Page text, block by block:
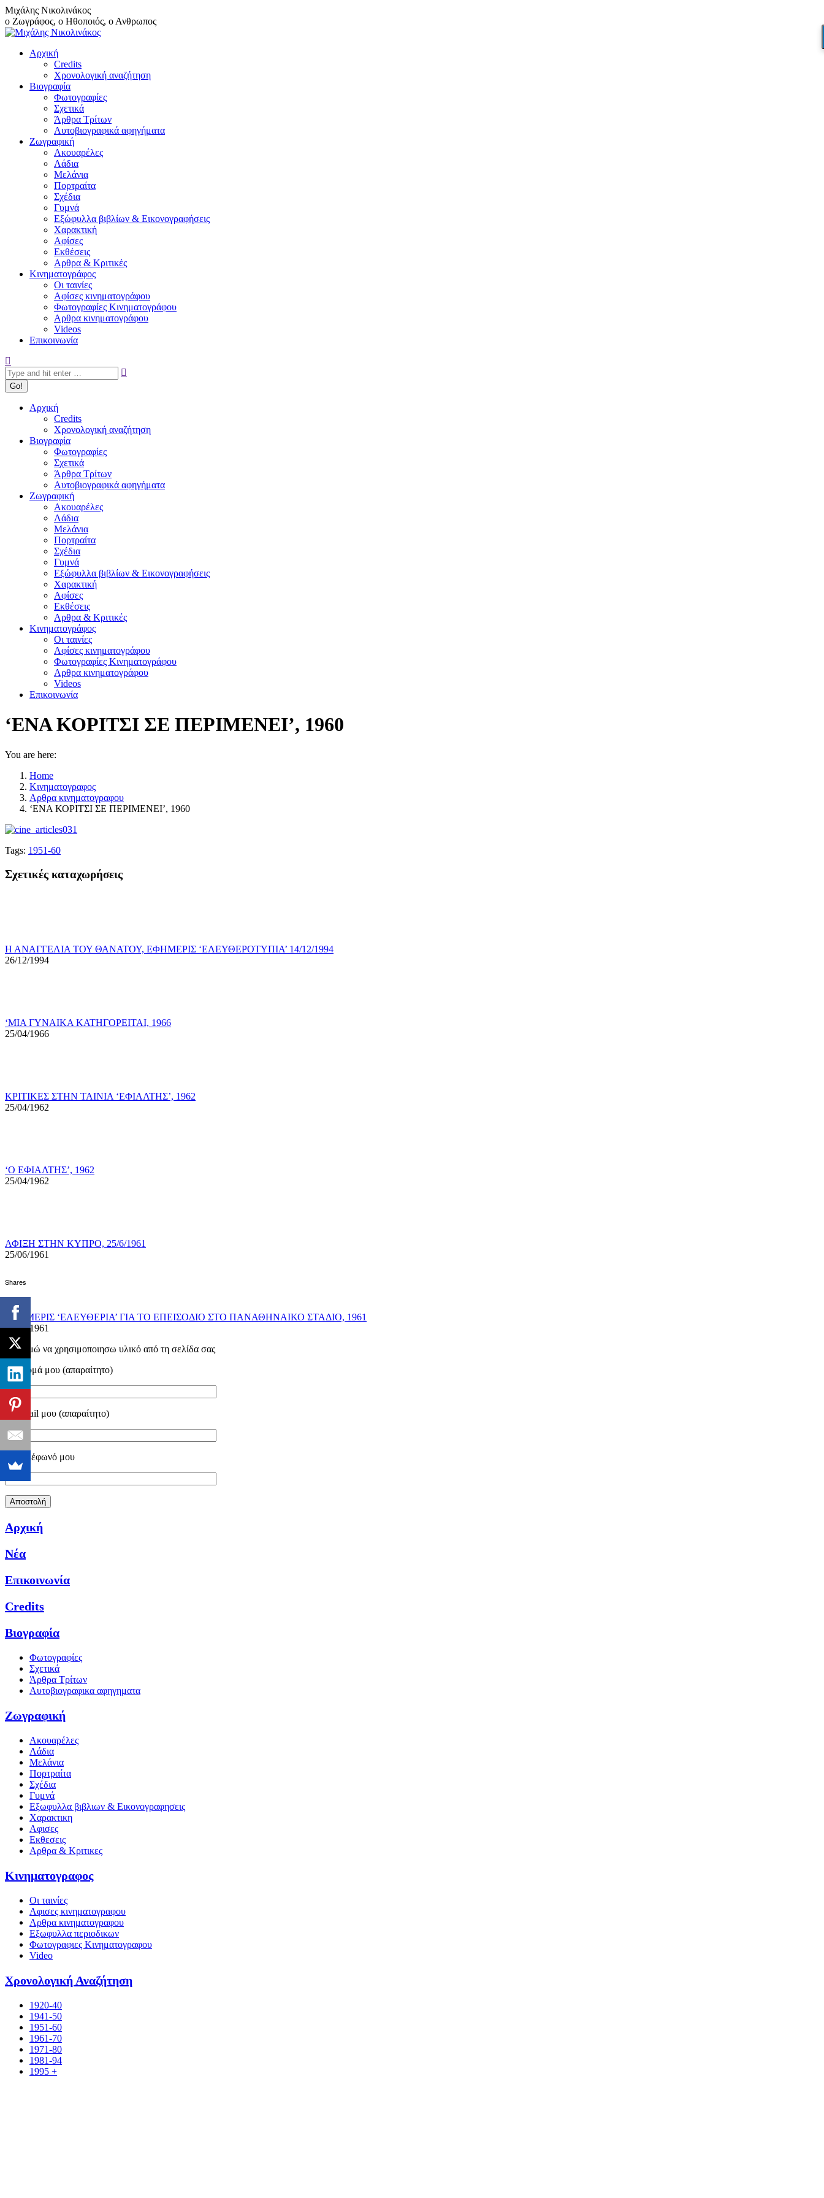
Skip
to
content
Μιχάλης Νικολινάκος
ο Ζωγράφος, ο Ηθοποιός, ο Ανθρωπος
Αρχική
Credits
Χρονολογική αναζήτηση
Βιογραφία
Φωτογραφίες
Σχετικά
Άρθρα Τρίτων
Αυτοβιογραφικά αφηγήματα
Ζωγραφική
Ακουαρέλες
Λάδια
Μελάνια
Πορτραίτα
Σχέδια
Γυμνά
Εξώφυλλα βιβλίων & Εικονογραφήσεις
Χαρακτική
Αφίσες
Εκθέσεις
Αρθρα & Κριτικές
Κινηματογράφος
Οι ταινίες
Αφίσες κινηματογράφου
Φωτογραφίες Κινηματογράφου
Αρθρα κινηματογράφου
Videos
Επικοινωνία
Search:
Αρχική
Credits
Χρονολογική αναζήτηση
Βιογραφία
Φωτογραφίες
Σχετικά
Άρθρα Τρίτων
Αυτοβιογραφικά αφηγήματα
Ζωγραφική
Ακουαρέλες
Λάδια
Μελάνια
Πορτραίτα
Σχέδια
Γυμνά
Εξώφυλλα βιβλίων & Εικονογραφήσεις
Χαρακτική
Αφίσες
Εκθέσεις
Αρθρα & Κριτικές
Κινηματογράφος
Οι ταινίες
Αφίσες κινηματογράφου
Φωτογραφίες Κινηματογράφου
Αρθρα κινηματογράφου
Videos
Επικοινωνία
‘ΕΝΑ ΚΟΡΙΤΣΙ ΣΕ ΠΕΡΙΜΕΝΕΙ’, 1960
You are here:
Home
Κινηματογραφος
Αρθρα κινηματογραφου
‘ΕΝΑ ΚΟΡΙΤΣΙ ΣΕ ΠΕΡΙΜΕΝΕΙ’, 1960
Tags: 1951-60
Σχετικές καταχωρήσεις
Η ΑΝΑΓΓΕΛΙΑ ΤΟΥ ΘΑΝΑΤΟΥ, ΕΦΗΜΕΡΙΣ ‘ΕΛΕΥΘΕΡΟΤΥΠΙΑ’ 14/12/1994
26/12/1994
‘ΜΙΑ ΓΥΝΑΙΚΑ ΚΑΤΗΓΟΡΕΙΤΑΙ, 1966
25/04/1966
ΚΡΙΤΙΚΕΣ ΣΤΗΝ ΤΑΙΝΙΑ ‘ΕΦΙΑΛΤΗΣ’, 1962
25/04/1962
‘Ο ΕΦΙΑΛΤΗΣ’, 1962
25/04/1962
ΑΦΙΞΗ ΣΤΗΝ ΚΥΠΡΟ, 25/6/1961
25/06/1961
ΕΦΗΜΕΡΙΣ ‘ΕΛΕΥΘΕΡΙΑ’ ΓΙΑ ΤΟ ΕΠΕΙΣΟΔΙΟ ΣΤΟ ΠΑΝΑΘΗΝΑΙΚΟ ΣΤΑΔΙΟ, 1961
26/04/1961
Επιθυμώ να χρησιμοποιησω υλικό από τη σελίδα σας
Το όνομά μου (απαραίτητο)
Το email μου (απαραίτητο)
Το τηλέφωνό μου
Αρχική
Νέα
Επικοινωνία
Credits
Βιογραφία
Φωτογραφίες
Σχετικά
Άρθρα Τρίτων
Αυτοβιογραφικα αφηγηματα
Ζωγραφική
Ακουαρέλες
Λάδια
Μελάνια
Πορτραίτα
Σχέδια
Γυμνά
Εξωφυλλα βιβλιων & Εικονογραφησεις
Χαρακτικη
Αφισες
Εκθεσεις
Αρθρα & Κριτικες
Κινηματογραφος
Οι ταινίες
Αφισες κινηματογραφου
Αρθρα κινηματογραφου
Εξωφυλλα περιοδικων
Φωτογραφιες Κινηματογραφου
Video
Χρονολογική Αναζήτηση
1920-40
1941-50
1951-60
1961-70
1971-80
1981-94
1995 +
Shares